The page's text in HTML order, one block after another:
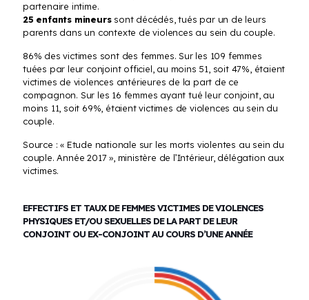
partenaire intime.
25 enfants mineurssont décédés, tués par un de leurs
parents dans un contexte de violences au sein du couple.
86% des victimes sont des femmes. Sur les 109 femmes
tuées par leur conjoint officiel, au moins 51, soit 47%, étaient
victimes de violences antérieures de la part de ce
compagnon. Sur les 16 femmes ayant tué leur conjoint, au
moins 11, soit 69%, étaient victimes de violences au sein du
couple.
Source : « Etude nationale sur les morts violentes au sein du
couple. Année 2017 », ministère de l’Intérieur, délégation aux
victimes.
EFFECTIFS ET TAUX DE FEMMES VICTIMES DE VIOLENCES
PHYSIQUES ET/OU SEXUELLES DE LA PART DE LEUR
CONJOINT OU EX-CONJOINT AU COURS D’UNE ANNÉE